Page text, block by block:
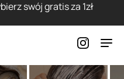
swój gratis za 1zł